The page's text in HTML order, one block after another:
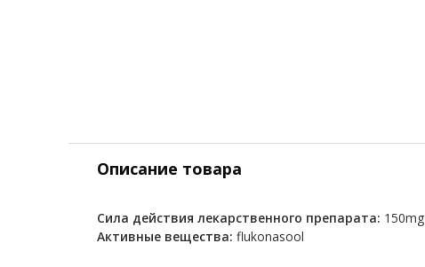
Описание товара
Сила действия лекарственного препарата: 150mg
Активные вещества: flukonasool